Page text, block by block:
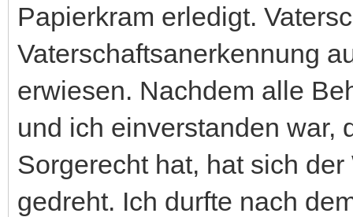
Papierkram erledigt.
Vaterschaftsanerkennung
erwiesen. Nachdem alle
und ich einverstanden war,
Sorgerecht hat, hat sich
gedreht. Ich durfte nach